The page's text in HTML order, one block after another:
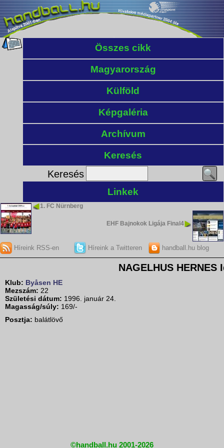
Összes cikk
Magyarország
Külföld
Képgaléria
Archívum
Keresés
Keresés
Linkek
1. FC Nürnberg
EHF Bajnokok Ligája Final4
Híreink RSS-en Híreink a Twitteren handball.hu blog
NAGELHUS HERNES
Klub: Byåsen HE
Mezszám: 22
Születési dátum: 1996. január 24.
Magasság/súly: 169/-
Posztja: balátlövő
©handball.hu 2001-2026